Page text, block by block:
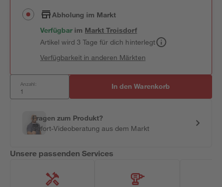
Abholung im Markt
Verfügbar im MarktTroisdorf
Artikel wird 3 Tage für dich hinterlegt
Verfügbarkeit in anderen Märkten
Anzahl: In den Warenkorb
Fragen zum Produkt?
Sofort-Videoberatung aus dem Markt
Unsere passenden Services